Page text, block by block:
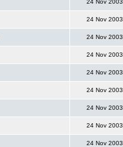
24 Nov 2003
24 Nov 2003
24 Nov 2003
24 Nov 2003
24 Nov 2003
24 Nov 2003
24 Nov 2003
24 Nov 2003
24 Nov 2003